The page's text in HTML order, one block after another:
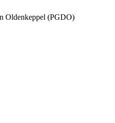
Oldenkeppel (PGDO)